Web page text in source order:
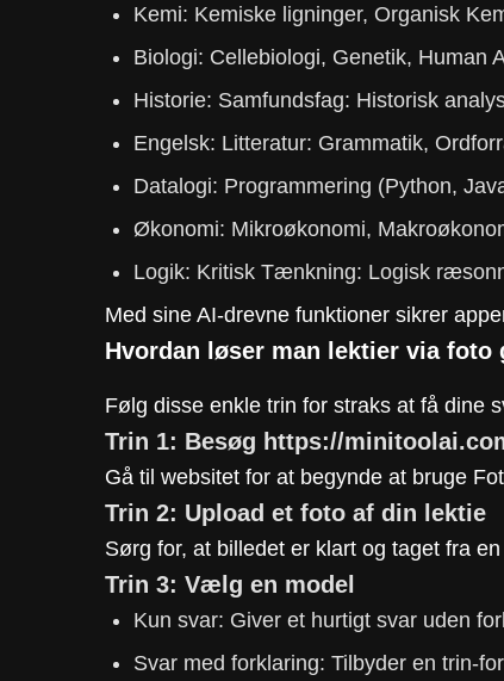
Kemi: Kemiske ligninger, Organisk
Biologi: Cellebiologi, Genetik, Human
Historie: Samfundsfag: Historisk
Engelsk: Litteratur: Grammatik,
Datalogi: Programmering (Python,
Økonomi: Mikroøkonomi,
Logik: Kritisk Tænkning: Logisk
Med sine AI-drevne funktioner sikrer
Hvordan løser man lektier via foto
Følg disse enkle trin for straks at få dine
Trin 1: Besøg https://
Gå til websitet for at begynde at bruge
Trin 2: Upload et foto af din lektie
Sørg for, at billedet er klart og taget fra
Trin 3: Vælg en model
Kun svar: Giver et hurtigt svar uden
Svar med forklaring: Tilbyder en trin-